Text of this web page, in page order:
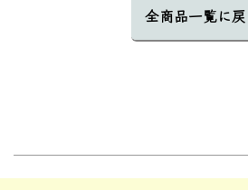
全商品一覧に戻